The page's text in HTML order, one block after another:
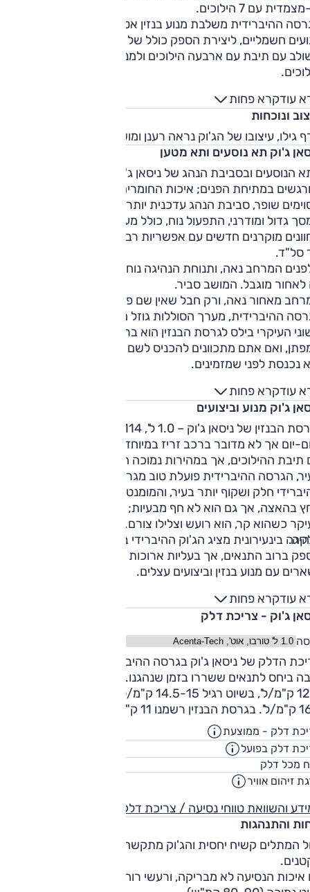
עם 7 הילוכים.
עם תיבת עם ארבעה הילוכים ולמנוע החשמלי תיבה עם שני
עודקרא פחות
ונוכחות
גילו, עיצובו של הג'וק נראה רענן ומושך גם היום.
ג'וק תא נוסעים ותא מטען
הנוסעים ובסביבת הנהג של ניסאן ג'וק נעשו שינויים נראים
במתיחת הפנים; איכות החומרים שופרה ומיקום מתגים
שופר, סביבת הנהג עדכנית יותר בעיצובה והיא נעימה
גדול ומודרני, התפעול נוח, כולל מעבר פשוט בין מצבים.
מוקרנים חדשים עם אפשריות רבות לתצוגה, אך משום מה
סל"ד.
המרחב נאה, ותנוחת הנהיגה נוחה. שדה הראייה לפנים
לאחור מוגבל. המושב סביר.
מאחור נאה, ורק חבל שאין שם פתחי מיזוג.
ההיברידית, מערך הסוללות גוזל מעט מקום מתא המטען.
העיקרי בילס לגרסת הבנזין הוא ברצפה שהוגבהה עד לקו
ואם אתם מתכוונים להכניס לשם עגלת ילדים, שווה לבדוק
נכנסת לפני שמזמינים.
עודקרא פחות
ג'וק מנוע וביצועים
יום אך לא מדובר ברכב זריז במיוחד. המנוע פועל בתיאום טוב
תיבת ההילוכים, אך במהירות נמוכה היא מעט קופצנית
הגרסה ההיברידית פועלת טוב מגרסת הבנזין. המערך
חלק ושקוף יותר בעיר, והמומנט החשמלי המיידי מספק
בהאצה, אך גם הוא לא חף מבעיות; כשמנוע הבנזין מתעורר,
כשהוא קר, הוא רועש וצלילו צורם. תיבת ההילוכים לא תמיד
בינעירונית מציג הג'וק ההיברידי ביצועים נאים וכושר עקיפה
ברוב התנאים, אך בעליות ארוכות הסוללה מתרוקנת, ואתם
עם מנוע בנזין וביצועים עצלים.
עודקרא פחות
ג'וק - צריכת דלק
הדלק של ניסאן ג'וק בגרסה ההיברידית המעודכנת בהחלט
ביחס לתנאים ששררו בזמן שנהגנו. בתוואי המבחן היא הייתה
12.5 ק"מ/ל', בשיוט רגיל 14.5-15 ק"מ/ל' ובנהיגה חסכנית
ק"מ לליטר בממוצע.
דלק - ממוצעת
דלק בפועל
מכל דלק
זיהום אוויר
והשוואת טווחי נסיעה / צריכת דלק
והתנהגות
המתלים קשיח יחסית והג'וק מתקשה לסנן שיבושים גדולים
איכות הנסיעה לא מבריקה, ורעשי רוח בולטים מאוד כבר